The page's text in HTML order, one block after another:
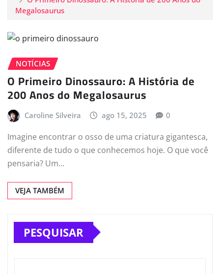
Megalosaurus
NOTÍCIAS
O Primeiro Dinossauro: A História de
200 Anos do Megalosaurus
Caroline Silveira ago 15, 2025 0
Imagine encontrar o osso de uma criatura gigantesca,
diferente de tudo o que conhecemos hoje. O que você
pensaria? Um…
VEJA TAMBÉM
PESQUISAR